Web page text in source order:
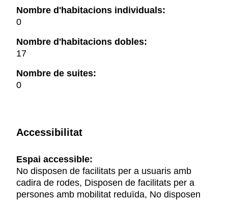
Nombre d'habitacions individuals:
0
Nombre d'habitacions dobles:
17
Nombre de suites:
0
Accessibilitat
Espai accessible:
No disposen de facilitats per a usuaris amb
cadira de rodes, Disposen de facilitats per a
persones amb mobilitat reduïda, No disposen